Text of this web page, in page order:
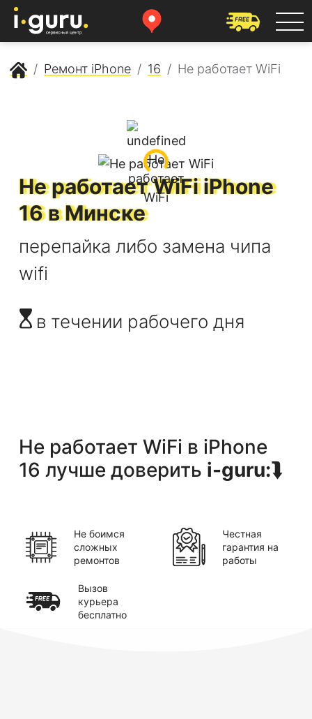
Сервисный центр Apple
Ремонт iPhone 16 Не работает WiFi
Не работает WiFiiPhone
16в Минске
перепайка либо замена чипа
wifi
в течении рабочего дня
Не работает WiFi в iPhone
16 лучше доверить i-guru:⮯
Не боимся
сложных
ремонтов
Честная
гарантия на
работы
Вызов
курьера
бесплатно